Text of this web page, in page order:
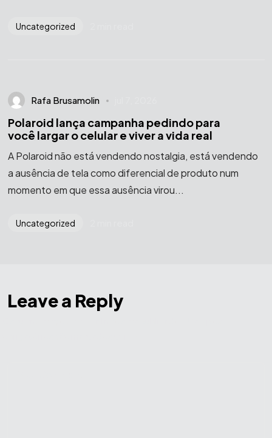
Uncategorized
Rafa Brusamolin
Polaroid lança campanha pedindo para
você largar o celular e viver a vida real
A Polaroid não está vendendo nostalgia, está vendendo
a ausência de tela como diferencial de produto num
momento em que essa ausência virou...
Uncategorized
Leave a Reply